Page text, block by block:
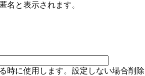
名と表示されます。
時に使用します。設定しない場合削